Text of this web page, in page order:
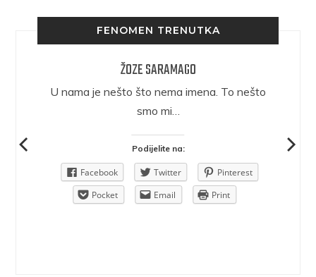
FENOMEN TRENUTKA
ŽOZE SARAMAGO
U nama je nešto što nema imena. To nešto
smo mi…
Podijelite na:
Facebook Twitter
Pinterest
Pocket
Email Print